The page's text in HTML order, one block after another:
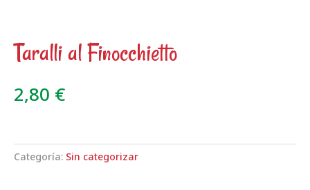
Taralli al Finocchietto
2,80 €
Categoría: Sin categorizar